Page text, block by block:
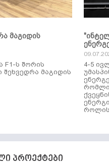
მაგიდის
F1-ს შორის
შეხვედრა მაგიდის
4-5
როლის
პროექტები